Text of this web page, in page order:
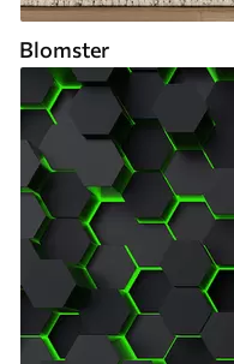
Blomster